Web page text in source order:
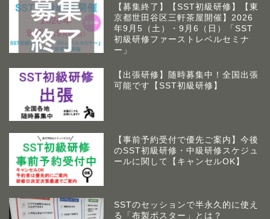
【募集終了】【SST初級研修】【東
京都世田谷区三軒茶屋開催】2026
年9月5（土）・9月6（日）「SST
初級研修ファーストレベルセミナ
ー」
【出張研修】随時募集中！全国出張
可能です【SST初級研修】
【事前予約受付で優先ご案内】今後
のSST初級研修・中級研修スケジュ
ールに関して【キャンセルOK】
SSTのセッションで半永久的に使え
る「布製ポスター」とは？
アームズラボとは
て